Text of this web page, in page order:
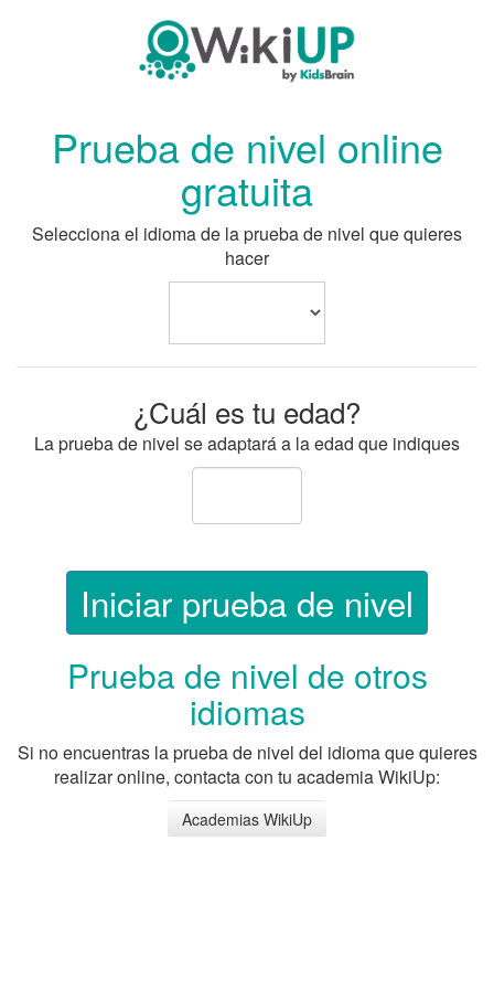
Prueba de nivel online
gratuita
Selecciona el idioma de la prueba de nivel que quieres
hacer
¿Cuál es tu edad?
La prueba de nivel se adaptará a la edad que indiques
Prueba de nivel de otros
idiomas
Si no encuentras la prueba de nivel del idioma que quieres
realizar online, contacta con tu academia WikiUp:
Academias WikiUp